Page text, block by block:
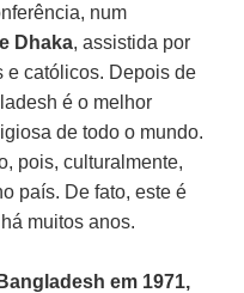
num
Dhaka, assistida por
e católicos. Depois de
é o melhor
de todo o mundo.
pois, culturalmente,
país. De fato, este é
muitos anos.
em 1971,